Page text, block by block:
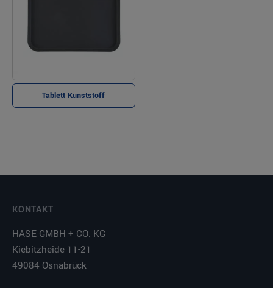
Tablett Kunststoff
KONTAKT
HASE GMBH + CO. KG
Kiebitzheide 11-21
49084 Osnabrück